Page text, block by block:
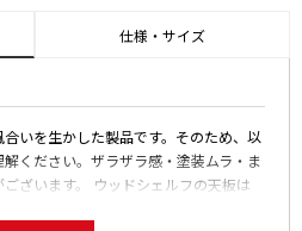
仕様・サイズ
いを生かした製品です。そのため、以
ください。ザラザラ感・塗装ムラ・ま
ざいます。 ウッドシェルフの天板は